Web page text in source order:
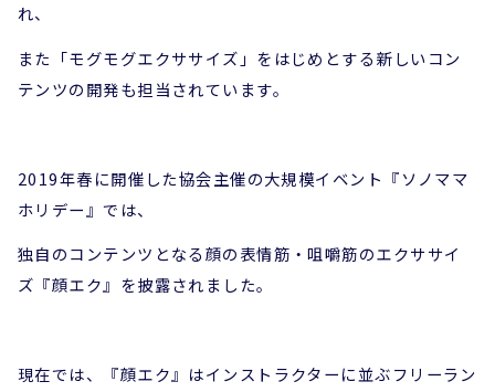
れ、
また「モグモグエクササイズ」をはじめとする新しいコン
テンツの開発も担当されています。
2019年春に開催した協会主催の大規模イベント『ソノママ
ホリデー』では、
独自のコンテンツとなる顔の表情筋 ・咀嚼筋のエクササイ
ズ『顔エク』を披露されました。
現在では、『顔エク』はインストラクターに並ぶフリーラン